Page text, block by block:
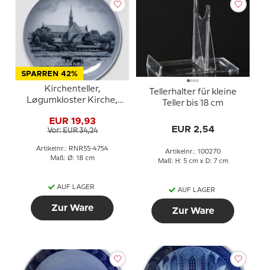
SPARREN 42%
Kirchenteller,
Løgumkloster Kirche,
EUR 19,93
Vor: EUR 34,24
Artikelnr.: RNR55-4754
Maß: Ø: 18 cm
AUF LAGER
Zur Ware
Tellerhalter für kleine
Teller bis 18 cm
EUR 2,54
Artikelnr.: 100270
Maß: H: 5 cm x D: 7 cm
AUF LAGER
Zur Ware